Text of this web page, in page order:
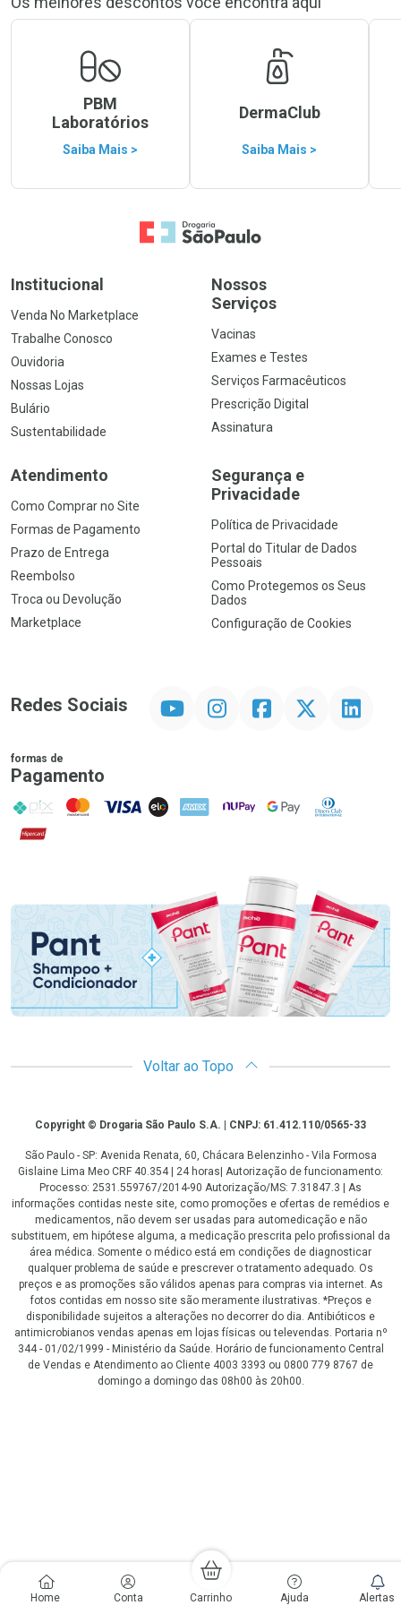
Home Conta Carrinho Ajuda Alertas
PBM
Laboratórios
Saiba Mais >
DermaClub
Saiba Mais >
Ir para a Home
Institucional
Venda No Marketplace
Trabalhe Conosco
Ouvidoria
Nossas Lojas
Bulário
Sustentabilidade
Nossos
Serviços
Vacinas
Exames e Testes
Serviços Farmacêuticos
Prescrição Digital
Assinatura
Atendimento
Como Comprar no Site
Formas de Pagamento
Prazo de Entrega
Reembolso
Troca ou Devolução
Marketplace
Segurança e
Privacidade
Política de Privacidade
Portal do Titular de Dados
Pessoais
Como Protegemos os Seus
Dados
Configuração de Cookies
Redes Sociais InstagramFacebookTwitter Linkedin
formas de
Pagamento
PIX MasterCard
VISA ELO AMEX NuPay Google PayDiners Club
Hipercard
Promoção em Destaque
Voltar ao Topo
CopyrightCopyright © Drogaria São Paulo S.A. | CNPJ: 61.412.110/0565-33
São Paulo - SP: Avenida Renata, 60, Chácara Belenzinho - Vila Formosa
Gislaine Lima Meo CRF 40.354 | 24 horas| Autorização de funcionamento:
Processo: 2531.559767/2014-90 Autorização/MS: 7.31847.3 | As
informações contidas neste site, como promoções e ofertas de remédios e
medicamentos, não devem ser usadas para automedicação e não
substituem, em hipótese alguma, a medicação prescrita pelo profissional da
área médica. Somente o médico está em condições de diagnosticar
qualquer problema de saúde e prescrever o tratamento adequado. Os
preços e as promoções são válidos apenas para compras via internet. As
fotos contidas em nosso site são meramente ilustrativas. *Preços e
disponibilidade sujeitos a alterações no decorrer do dia. Antibióticos e
antimicrobianos vendas apenas em lojas físicas ou televendas. Portaria nº
344 - 01/02/1999 - Ministério da Saúde. Horário de funcionamento Central
de Vendas e Atendimento ao Cliente 4003 3393 ou 0800 779 8767 de
domingo a domingo das 08h00 às 20h00.